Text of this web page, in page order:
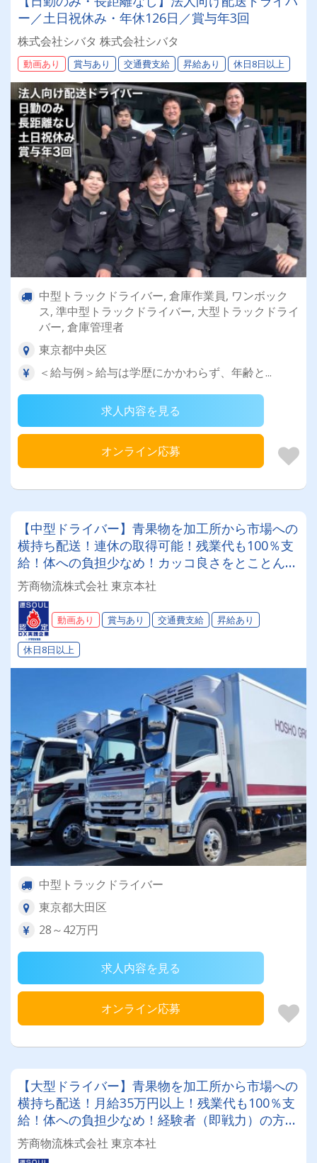
ー／土日祝休み・年休126日／賞与年3回
株式会社シバタ 株式会社シバタ
動画あり 賞与あり 交通費支給 昇給あり 休日8日以上
中型トラックドライバー, 倉庫作業員, ワンボック
ス, 準中型トラックドライバー, 大型トラックドライ
バー, 倉庫管理者
東京都中央区
＜給与例＞給与は学歴にかかわらず、年齢と...
求人内容を見る
オンライン応募
【中型ドライバー】青果物を加工所から市場への
横持ち配送！連休の取得可能！残業代も100％支
給！体への負担少なめ！カッコ良さをとことん追
求したトラック増車中！＼2024年より、新しい
デザインのユニフォームを導入しました★／
芳商物流株式会社 東京本社
動画あり 賞与あり 交通費支給 昇給あり
休日8日以上
中型トラックドライバー
東京都大田区
28～42万円
求人内容を見る
オンライン応募
【大型ドライバー】青果物を加工所から市場への
横持ち配送！月給35万円以上！残業代も100％支
給！体への負担少なめ！経験者（即戦力）の方は
入社即時給与ベースUP可能！＼カッコ良さをと
ことん追求したトラック続々増車中★／
芳商物流株式会社 東京本社